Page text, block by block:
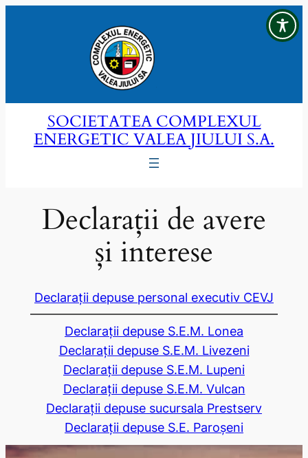
SOCIETATEA COMPLEXUL
ENERGETIC VALEA JIULUI S.A.
Declarații de avere
și interese
Declarații depuse personal executiv CEVJ
Declarații depuse S.E.M. Lonea
Declarații depuse S.E.M. Livezeni
Declarații depuse S.E.M. Lupeni
Declarații depuse S.E.M. Vulcan
Declarații depuse sucursala Prestserv
Declarații depuse S.E. Paroșeni